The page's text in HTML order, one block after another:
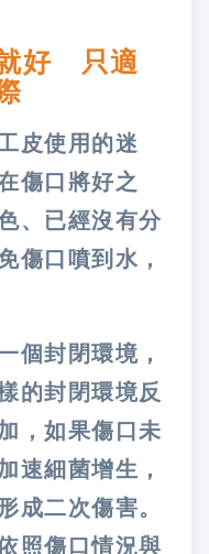
好 只適
皮使用的迷
傷口將好之
、已經沒有分
傷口噴到水，
個封閉環境，
的封閉環境反
，如果傷口未
速細菌增生，
成二次傷害。
照傷口情況與